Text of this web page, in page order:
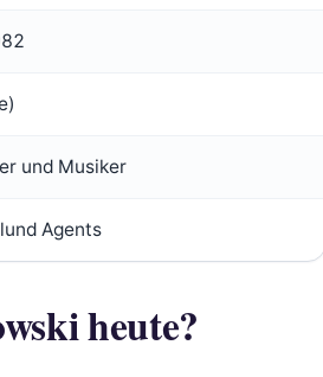
und Musiker
Agents
heute?